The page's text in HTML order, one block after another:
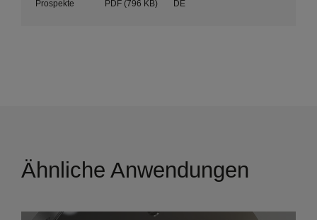
Prospekte PDF (796 KB) DE
Ähnliche Anwendungen